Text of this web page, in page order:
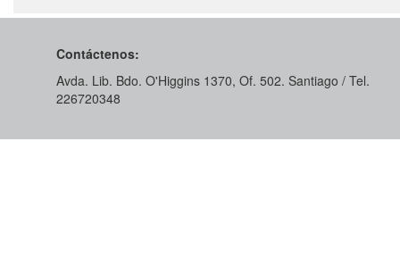
Contáctenos:
Avda. Lib. Bdo. O'Higgins 1370, Of. 502. Santiago / Tel.
226720348